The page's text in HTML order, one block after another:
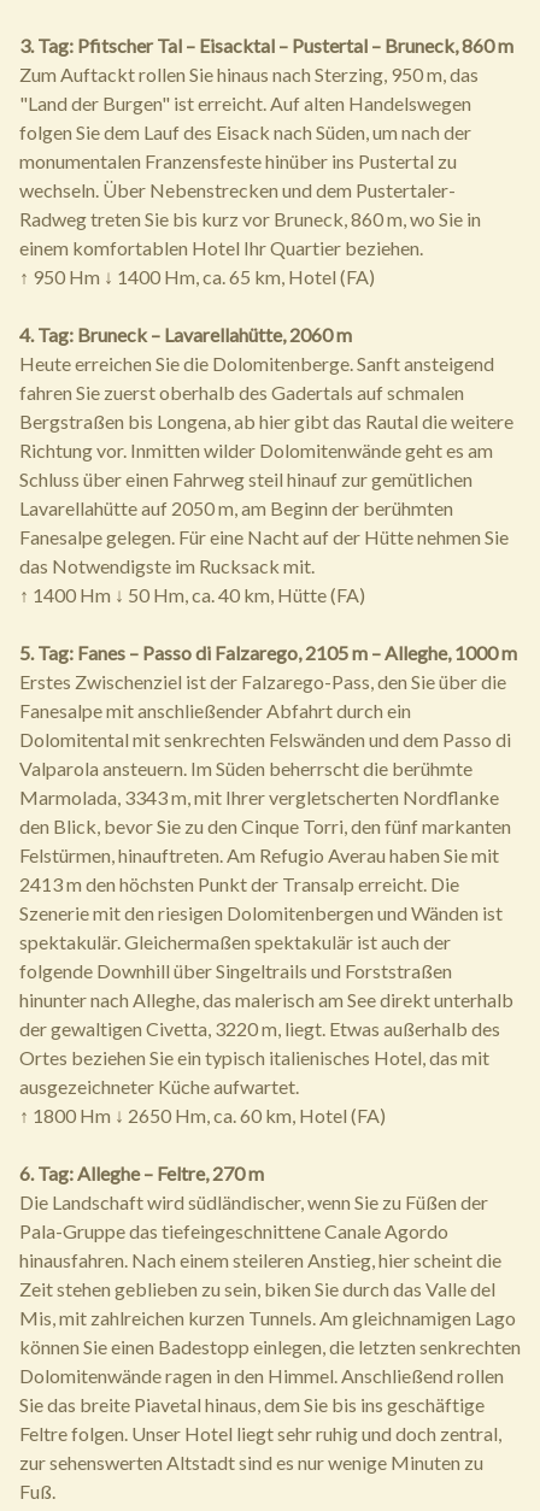
3. Tag: Pfitscher Tal – Eisacktal – Pustertal – Bruneck, 860 m
Zum Auftackt rollen Sie hinaus nach Sterzing, 950 m, das
"Land der Burgen" ist erreicht. Auf alten Handelswegen
folgen Sie dem Lauf des Eisack nach Süden, um nach der
monumentalen Franzensfeste hinüber ins Pustertal zu
wechseln. Über Nebenstrecken und dem Pustertaler-
Radweg treten Sie bis kurz vor Bruneck, 860 m, wo Sie in
einem komfortablen Hotel Ihr Quartier beziehen.
↑ 950 Hm ↓ 1400 Hm, ca. 65 km, Hotel (FA)
4. Tag: Bruneck – Lavarellahütte, 2060 m
Heute erreichen Sie die Dolomitenberge. Sanft ansteigend
fahren Sie zuerst oberhalb des Gadertals auf schmalen
Bergstraßen bis Longena, ab hier gibt das Rautal die weitere
Richtung vor. Inmitten wilder Dolomitenwände geht es am
Schluss über einen Fahrweg steil hinauf zur gemütlichen
Lavarellahütte auf 2050 m, am Beginn der berühmten
Fanesalpe gelegen. Für eine Nacht auf der Hütte nehmen Sie
das Notwendigste im Rucksack mit.
↑ 1400 Hm ↓ 50 Hm, ca. 40 km, Hütte (FA)
5. Tag: Fanes – Passo di Falzarego, 2105 m – Alleghe, 1000 m
Erstes Zwischenziel ist der Falzarego-Pass, den Sie über die
Fanesalpe mit anschließender Abfahrt durch ein
Dolomitental mit senkrechten Felswänden und dem Passo di
Valparola ansteuern. Im Süden beherrscht die berühmte
Marmolada, 3343 m, mit Ihrer vergletscherten Nordflanke
den Blick, bevor Sie zu den Cinque Torri, den fünf markanten
Felstürmen, hinauftreten. Am Refugio Averau haben Sie mit
2413 m den höchsten Punkt der Transalp erreicht. Die
Szenerie mit den riesigen Dolomitenbergen und Wänden ist
spektakulär. Gleichermaßen spektakulär ist auch der
folgende Downhill über Singeltrails und Forststraßen
hinunter nach Alleghe, das malerisch am See direkt unterhalb
der gewaltigen Civetta, 3220 m, liegt. Etwas außerhalb des
Ortes beziehen Sie ein typisch italienisches Hotel, das mit
ausgezeichneter Küche aufwartet.
↑ 1800 Hm ↓ 2650 Hm, ca. 60 km, Hotel (FA)
6. Tag: Alleghe – Feltre, 270 m
Die Landschaft wird südländischer, wenn Sie zu Füßen der
Pala-Gruppe das tiefeingeschnittene Canale Agordo
hinausfahren. Nach einem steileren Anstieg, hier scheint die
Zeit stehen geblieben zu sein, biken Sie durch das Valle del
Mis, mit zahlreichen kurzen Tunnels. Am gleichnamigen Lago
können Sie einen Badestopp einlegen, die letzten senkrechten
Dolomitenwände ragen in den Himmel. Anschließend rollen
Sie das breite Piavetal hinaus, dem Sie bis ins geschäftige
Feltre folgen. Unser Hotel liegt sehr ruhig und doch zentral,
zur sehenswerten Altstadt sind es nur wenige Minuten zu
Fuß.